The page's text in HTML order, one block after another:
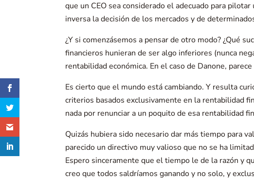
que un CEO sea considerado el adecuado para
inversa la decisión de los mercados y de
¿Y si comenzásemos a pensar de otro modo? ¿Qué
financieros hunieran de ser algo inferiores (nunca
rentabilidad económica. En el caso de Danone,
Es cierto que el mundo está cambiando. Y resulta
criterios basados exclusivamente en la rentabilidad
nada por renunciar a un poquito de esa rentabilidad
Quizás hubiera sido necesario dar más tiempo para
parecido un directivo muy valioso que no se ha
Espero sinceramente que el tiempo le de la razón y
creo que todos saldríamos ganando y no solo, y